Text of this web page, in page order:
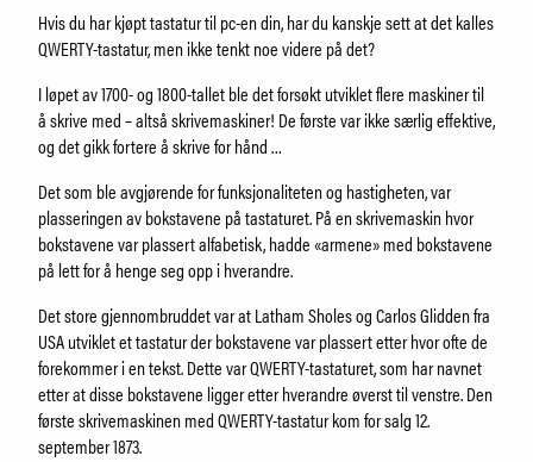
Utleie
Fristelser i museumsbutikken
IDDIS Café & Brasserie
Iddisklubben
Om museet
Ansatte
SØK
Hvis du har kjøpt tastatur til pc-en din, har du kanskje sett at det kalles
QWERTY-tastatur, men ikke tenkt noe videre på det?
I løpet av 1700- og 1800-tallet ble det forsøkt utviklet flere maskiner til
å skrive med – altså skrivemaskiner! De første var ikke særlig effektive,
og det gikk fortere å skrive for hånd …
Det som ble avgjørende for funksjonaliteten og hastigheten, var
plasseringen av bokstavene på tastaturet. På en skrivemaskin hvor
bokstavene var plassert alfabetisk, hadde «armene» med bokstavene
på lett for å henge seg opp i hverandre.
Det store gjennombruddet var at Latham Sholes og Carlos Glidden fra
USA utviklet et tastatur der bokstavene var plassert etter hvor ofte de
forekommer i en tekst. Dette var QWERTY-tastaturet, som har navnet
etter at disse bokstavene ligger etter hverandre øverst til venstre. Den
første skrivemaskinen med QWERTY-tastatur kom for salg 12.
september 1873.